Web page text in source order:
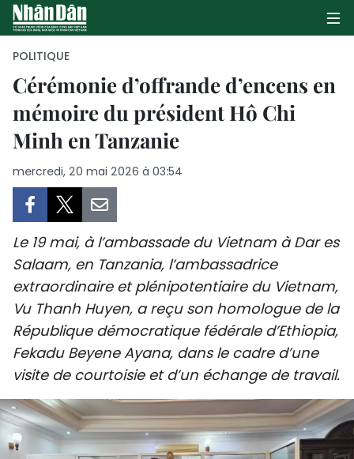
PAGE D'ACCUEIL
POLITIQUE
CULTURE
TOURISME
ENVIRONNEMENT
SPORT
FRANCOPHONIE
PAYS NATAL
POLITIQUE
Cérémonie d’offrande d’encens en
mémoire du président Hô Chi
Minh en Tanzanie
mercredi, 20 mai 2026 à 03:54
Le 19 mai, à l’ambassade du Vietnam à Dar es
Salaam, en Tanzania, l’ambassadrice
extraordinaire et plénipotentiaire du Vietnam,
Vu Thanh Huyen, a reçu son homologue de la
République démocratique fédérale d’Ethiopia,
Fekadu Beyene Ayana, dans le cadre d’une
visite de courtoisie et d’un échange de travail.